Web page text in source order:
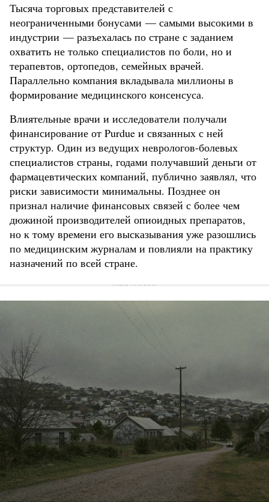
Тысяча торговых представителей с
неограниченными бонусами — самыми высокими в
индустрии — разъехалась по стране с заданием
охватить не только специалистов по боли, но и
терапевтов, ортопедов, семейных врачей.
Параллельно компания вкладывала миллионы в
формирование медицинского консенсуса.
Влиятельные врачи и исследователи получали
финансирование от Purdue и связанных с ней
структур. Один из ведущих неврологов-болевых
специалистов страны, годами получавший деньги от
фармацевтических компаний, публично заявлял, что
риски зависимости минимальны. Позднее он
признал наличие финансовых связей с более чем
дюжиной производителей опиоидных препаратов,
но к тому времени его высказывания уже разошлись
по медицинским журналам и повлияли на практику
назначений по всей стране.